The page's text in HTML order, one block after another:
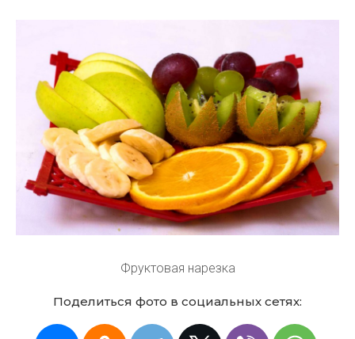
Фруктовая нарезка
Поделиться фото в социальных сетях: